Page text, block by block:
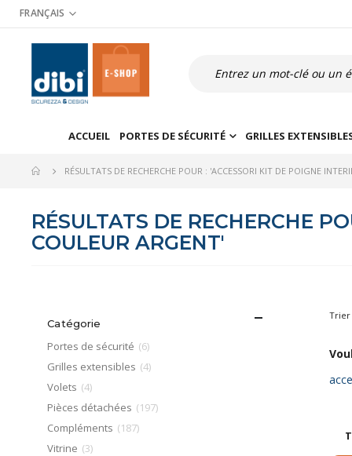
Allez
au
FRANÇAIS
ACCUEIL PORTES DE SÉCURITÉ GRILLES
RÉSULTATS DE RECHERCHE POUR : 'ACCESSORI KIT DE POIGNE
RÉSULTATS DE RECHERCHE
COULEUR ARGENT'
Trier
Catégorie
Portes de sécurité 6article
Grilles extensibles 4article
Volets 4article
Pièces détachées
197article
Compléments
187article
Vitrine
3article